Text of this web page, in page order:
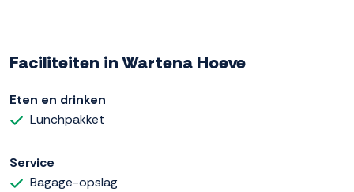
Faciliteiten in Wartena Hoeve
Eten en drinken
Lunchpakket
Service
Bagage-opslag